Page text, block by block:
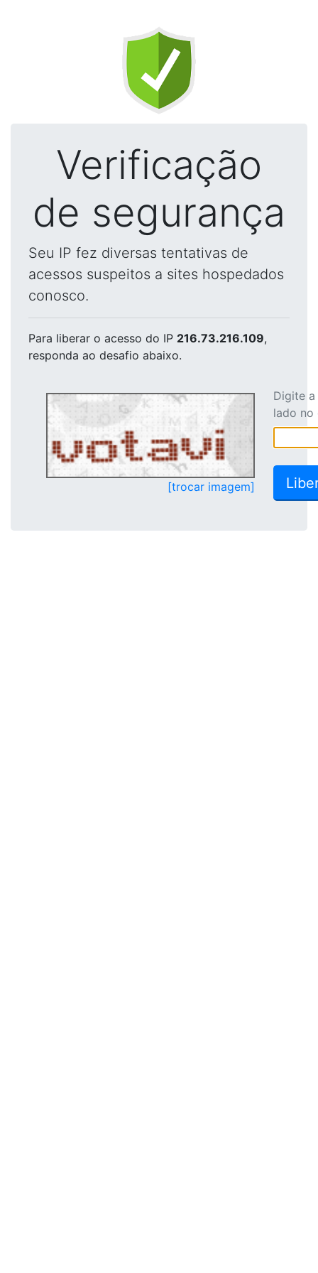
Verificação
de segurança
Seu IP fez diversas tentativas de
acessos suspeitos a sites hospedados
conosco.
Para liberar o acesso do IP 216.73.216.109,
responda ao desafio abaixo.
[trocar imagem]
Digite
lado no